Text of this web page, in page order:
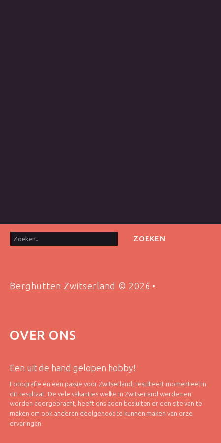
ZOEKEN
Berghutten Zwitserland © 2026
OVER ONS
Een uit de hand gelopen hobby!
Fotografie en een passie voor Zwitserland, resulteert momenteel in
dit resultaat. De vele vakanties welke in Zwitserland werden en
worden doorgebracht, heeft ons doen besluiten er een site van te
maken om ook anderen deelgenoot te kunnen maken van onze
ervaringen.